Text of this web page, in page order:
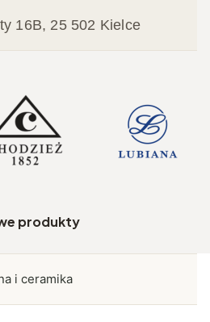
16B, 25 502 Kielce
produkty
i ceramika